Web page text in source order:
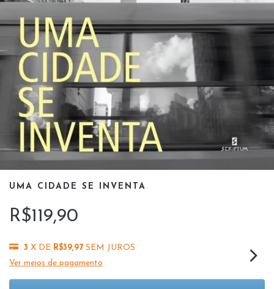
UMA CIDADE SE INVENTA
R$119,90
3 X DE R$39,97 SEM JUROS
Ver meios de pagamento